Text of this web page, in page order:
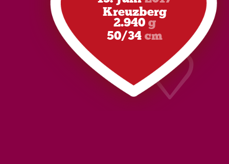
Kreuzberg
2.940g
50/34cm